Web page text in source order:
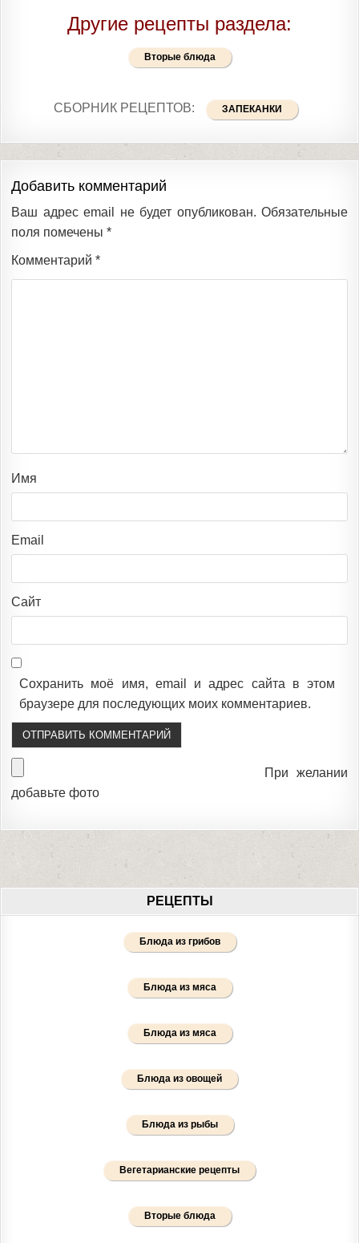
Другие рецепты раздела:
Вторые блюда
СБОРНИК РЕЦЕПТОВ: ЗАПЕКАНКИ
Добавить комментарий
Ваш адрес email не будет опубликован. Обязательные
поля помечены *
Комментарий *
Имя
Email
Сайт
Сохранить моё имя, email и адрес сайта в этом
браузере для последующих моих комментариев.
При желании
добавьте фото
РЕЦЕПТЫ
Блюда из грибов
Блюда из мяса
Блюда из мяса
Блюда из овощей
Блюда из рыбы
Вегетарианские рецепты
Вторые блюда